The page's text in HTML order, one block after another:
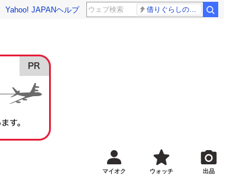
Yahoo! JAPANヘルプ 借りぐらしのアリエッティ 耳をすませば
マイオク ウォッチ 出品